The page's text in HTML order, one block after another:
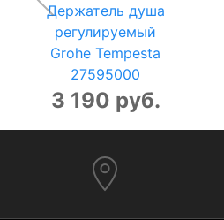
Держатель душа
регулируемый
Grohe Tempesta
27595000
3 190 руб.